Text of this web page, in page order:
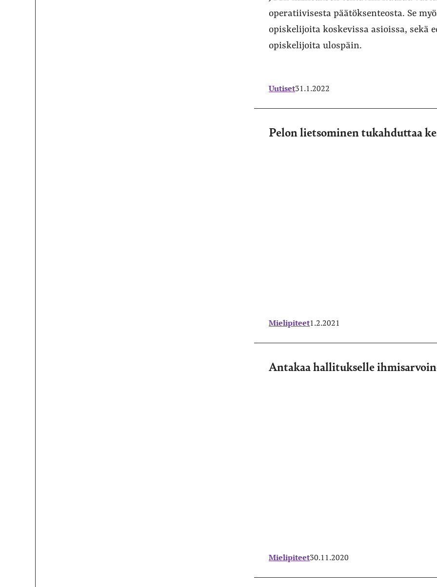
operatiivisesta päätöksenteosta. Se
opiskelijoita koskevissa asioissa, sekä
opiskelijoita ulospäin.
Uutiset31.1.2022
Pelon lietsominen tukahduttaa
Mielipiteet1.2.2021
Antakaa hallitukselle
Mielipiteet30.11.2020